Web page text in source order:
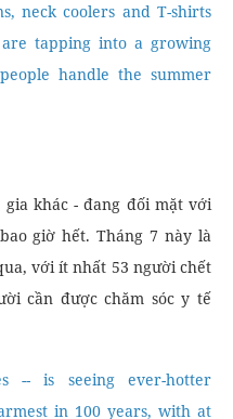
neck coolers and T-shirts
tapping into a growing
handle the summer
khác - đang đối mặt với
giờ hết. Tháng 7 này là
với ít nhất 53 người chết
cần được chăm sóc y tế
-- is seeing ever-hotter
in 100 years, with at